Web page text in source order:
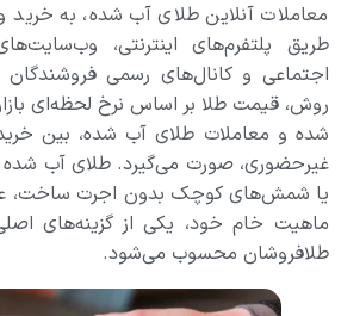
معاملات آنلاین طلای آب شده، به
طریق پلتفرم‌های اینترنتی،
اجتماعی و کانال‌های رسمی
روش، قیمت طلا بر اساس نرخ لحظه‌ای
شده و معاملات طلای آب شده، بین
غیرحضوری، صورت می‌گیرد. طلای آب
یا شمش‌های کوچک بدون اجرت ساخت،
ماهیت خام خود، یکی از گزینه‌های
طلافروشان محسوب می‌شود.